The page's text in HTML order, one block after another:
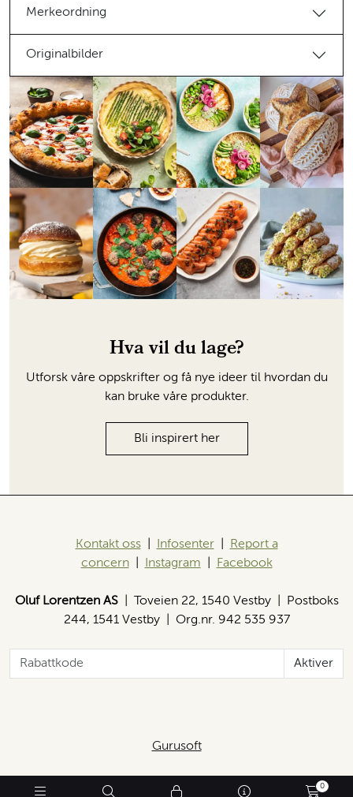
0
Merkeordning
Originalbilder
Hva vil du lage?
Utforsk våre oppskrifter og få nye ideer til hvordan du
kan bruke våre produkter.
Bli inspirert her
Kontakt oss| Infosenter| Report a
concern| Instagram Facebook
Oluf Lorentzen AS| Toveien 22, 1540 Vestby | Postboks
244, 1541 Vestby | Org.nr. 942 535 937
Aktiver
Gurusoft